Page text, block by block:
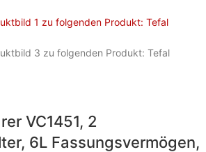
VC1451, 2
6L Fassungsvermögen,